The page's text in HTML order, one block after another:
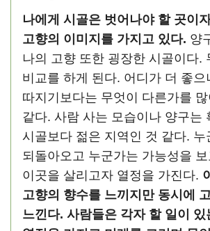
나에게 시골은 벗어나야 할 곳이
고향의 이미지를 가지고 있다. 양
나의 고향 또한 굉장한 시골이다.
비교를 하게 된다. 어디가 더 좋으
따지기보다는 무엇이 다른가를
같다. 사람 사는 모습이나 양구는
시골보다 젊은 지역인 것 같다. 누
되돌아오고 누군가는 가능성을
이곳을 살리고자 열정을 가진다.
고향의 향수를 느끼지만 동시에
느낀다. 사람들은 각자 할 일이 있